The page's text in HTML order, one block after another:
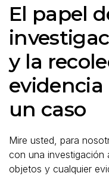
El papel
y la
un caso
Mire usted, para
con una investigación
objetos y cualquier